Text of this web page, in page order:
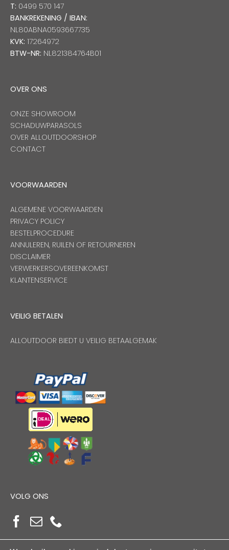
T: 0499 570 147
BANKREKENING / IBAN:
NL80ABNA0593667735
KVK: 17264972
BTW-NR: NL821384764B01
OVER ONS
ONZE SHOWROOM
SCHADUWPARASOLS
OVER ALLOUTDOORSHOP
CONTACT
VOORWAARDEN
ALGEMENE VOORWAARDEN
PRIVACY POLICY
BESTELPROCEDURE
ANNULEREN, RUILEN OF RETOURNEREN
DISCLAIMER
VERWERKERSOVEREENKOMST
KLANTENSERVICE
VEILIG BETALEN
ALLOUTDOOR BIEDT U VEILIG BETAALGEMAK
VOLG ONS